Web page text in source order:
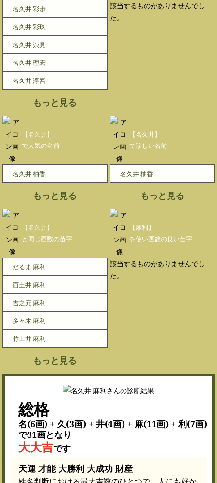
名久井 彩步
名久井 彩玖
名久井 崇見
名久井 理宏
名久井 淳吾
もっと見る
該当するものがありませんでし
た。
【名久井】
で人気の名前
名久井 柚香
もっと見る
【名久井】
で珍しい名前
名久井 柚香
もっと見る
【名久井】
と同じ画数の苗字
だるま 麻利
西土井 麻利
吉之元 麻利
多々木 麻利
竹土井 麻利
もっと見る
【麻利】
を使い画数の良い苗字
該当するものがありませんでし
た。
総格
名(6画) + 久(3画) + 井(4画) + 麻(11画) + 利(7画)
で31画となり
大大吉です
天運 才能 大勝利 大成功 財産